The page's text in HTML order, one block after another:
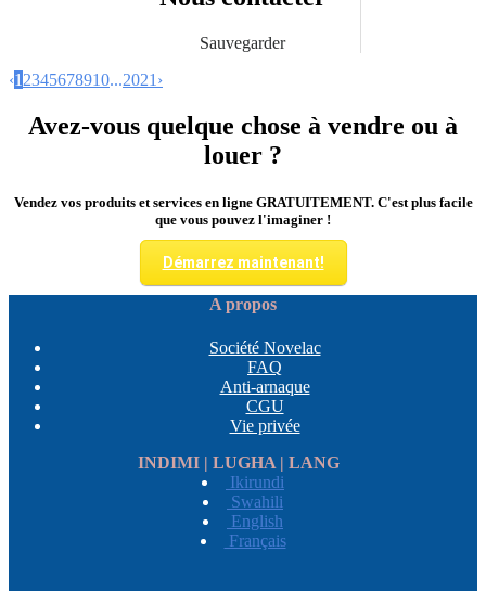
Sauvegarder
‹1 2345678910...2021 ›
Avez-vous quelque chose à vendre ou à
louer ?
Vendez vos produits et services en ligne GRATUITEMENT. C'est plus facile
que vous pouvez l'imaginer !
Démarrez maintenant!
A propos
Société Novelac
FAQ
Anti-arnaque
CGU
Vie privée
INDIMI | LUGHA | LANG
Ikirundi
Swahili
English
Français